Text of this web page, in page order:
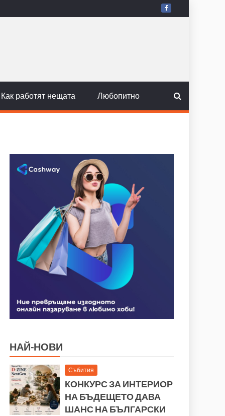
Как работят нещата Любопитно
НАЙ-НОВИ
Събития
КОНКУРС ЗА ИНТЕРИОР
НА БЪДЕЩЕТО ДАВА
ШАНС НА БЪЛГАРСКИ